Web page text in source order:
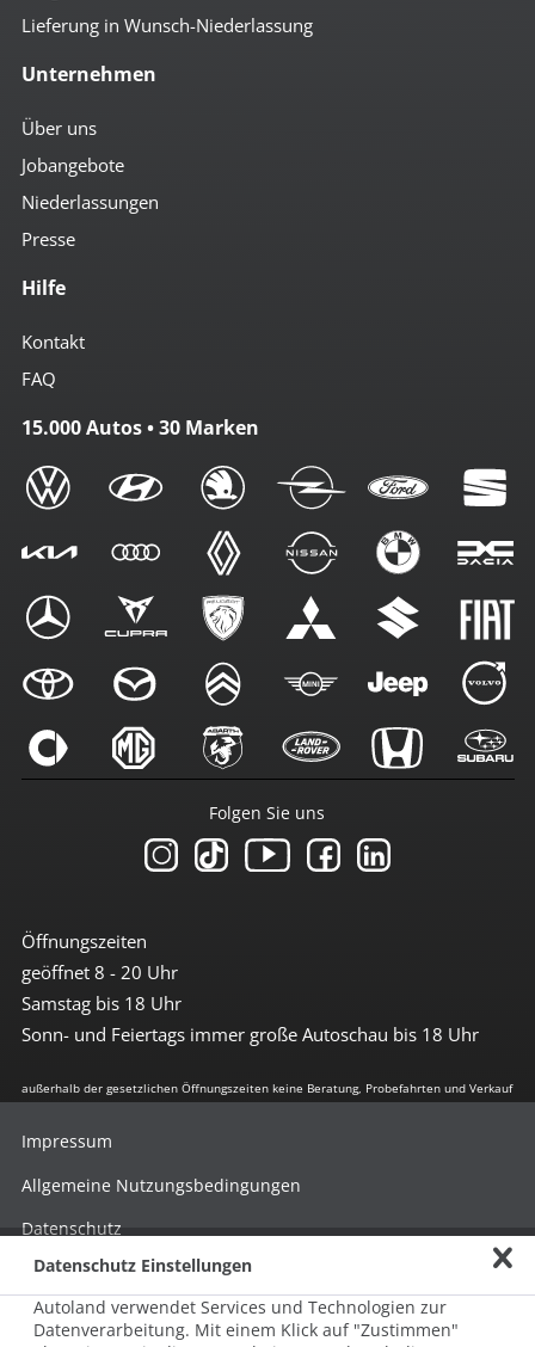
Lieferung in Wunsch-Niederlassung
Unternehmen
Über uns
Jobangebote
Niederlassungen
Presse
Hilfe
Kontakt
FAQ
15.000 Autos • 30 Marken
Öffnungszeiten
geöffnet 8 - 20 Uhr
Samstag bis 18 Uhr
Sonn- und Feiertags immer große Autoschau bis 18 Uhr
Folgen Sie uns
außerhalb der gesetzlichen Öffnungszeiten keine Beratung, Probefahrten und Verkauf
Impressum
Allgemeine Nutzungsbedingungen
Datenschutz
Hinweisgebersystem nach HinSchG
Beschwerde nach LkSG
Datenschutz Einstellungen
Autoland verwendet Services und Technologien zur
Datenverarbeitung. Mit einem Klick auf "Zustimmen"